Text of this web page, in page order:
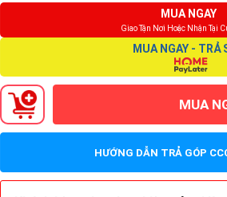
MUA NGAY
Giao Tận Nơi Hoặc Nhận Tại
MUA NGAY - TRẢ
MUA
HƯỚNG DẪN TRẢ GÓP